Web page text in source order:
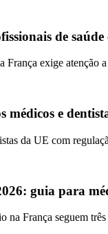
de
França exige
médicos e
da UE com
guia para
na França seguem